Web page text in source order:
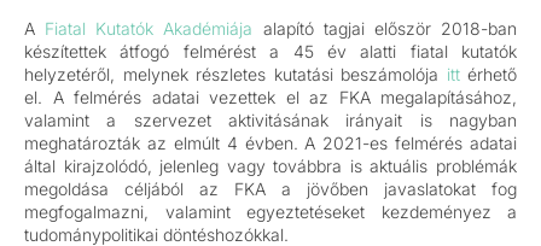
A Fiatal Kutatók Akadémiája alapító tagjai először 2018-ban
készítettek átfogó felmérést a 45 év alatti fiatal kutatók
helyzetéről, melynek részletes kutatási beszámolója ittérhető
el. A felmérés adatai vezettek el az FKA megalapításához,
valamint a szervezet aktivitásának irányait is nagyban
meghatározták az elmúlt 4 évben. A 2021-es felmérés adatai
által kirajzolódó, jelenleg vagy továbbra is aktuális problémák
megoldása céljából az FKA a jövőben javaslatokat fog
megfogalmazni, valamint egyeztetéseket kezdeményez a
tudománypolitikai döntéshozókkal.